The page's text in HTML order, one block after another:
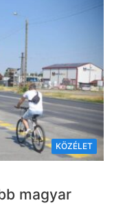
KÖZÉLET
magyar